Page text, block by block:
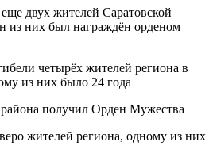
двух жителей Саратовской
из них был награждён орденом
четырёх жителей региона в
из них было 24 года
района получил Орден Мужества
жителей региона, одному из них